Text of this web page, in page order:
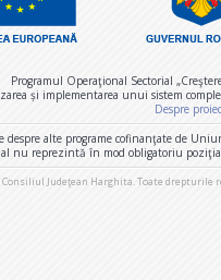
Programul Operaţional Sectorial
și implementarea unui sistem
Despre
despre alte programe cofinanţate de
nu reprezintă în mod obligatoriu
Consiliul Judeţean Harghita. Toate drepturile